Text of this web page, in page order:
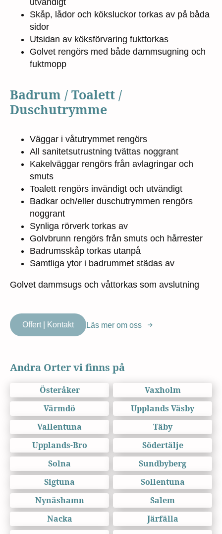
Skåp, lådor och köksluckor torkas av på båda
sidor
Utsidan av köksförvaring fukttorkas
Golvet rengörs med både dammsugning och
fuktmopp
Badrum / Toalett /
Duschutrymme
Väggar i våtutrymmet rengörs
All sanitetsutrustning tvättas noggrant
Kakelväggar rengörs från avlagringar och
smuts
Toalett rengörs invändigt och utvändigt
Badkar och/eller duschutrymmen rengörs
noggrant
Synliga rörverk torkas av
Golvbrunn rengörs från smuts och hårrester
Badrumsskåp torkas utanpå
Samtliga ytor i badrummet städas av
Golvet dammsugs och våttorkas som avslutning
Offert | Kontakt Läs mer om oss
Andra Orter vi finns på
Österåker
Vaxholm
Värmdö
Upplands Väsby
Vallentuna
Täby
Upplands-Bro
Södertälje
Solna
Sundbyberg
Sigtuna
Sollentuna
Nynäshamn
Salem
Nacka
Järfälla